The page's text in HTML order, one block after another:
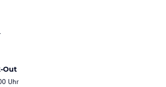
Out
Uhr